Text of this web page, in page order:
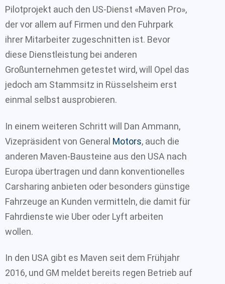
Pilotprojekt auch den US-Dienst «Maven Pro»,
der vor allem auf Firmen und den Fuhrpark
ihrer Mitarbeiter zugeschnitten ist. Bevor
diese Dienstleistung bei anderen
Großunternehmen getestet wird, will Opel das
jedoch am Stammsitz in Rüsselsheim erst
einmal selbst ausprobieren.
In einem weiteren Schritt will Dan Ammann,
Vizepräsident von General Motors, auch die
anderen Maven-Bausteine aus den USA nach
Europa übertragen und dann konventionelles
Carsharing anbieten oder besonders günstige
Fahrzeuge an Kunden vermitteln, die damit für
Fahrdienste wie Uber oder Lyft arbeiten
wollen.
In den USA gibt es Maven seit dem Frühjahr
2016, und GM meldet bereits regen Betrieb auf